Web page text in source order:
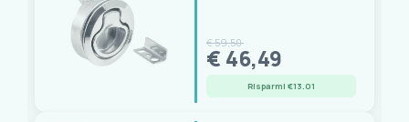
€ 59,50
€ 46,49
Risparmi €13.01